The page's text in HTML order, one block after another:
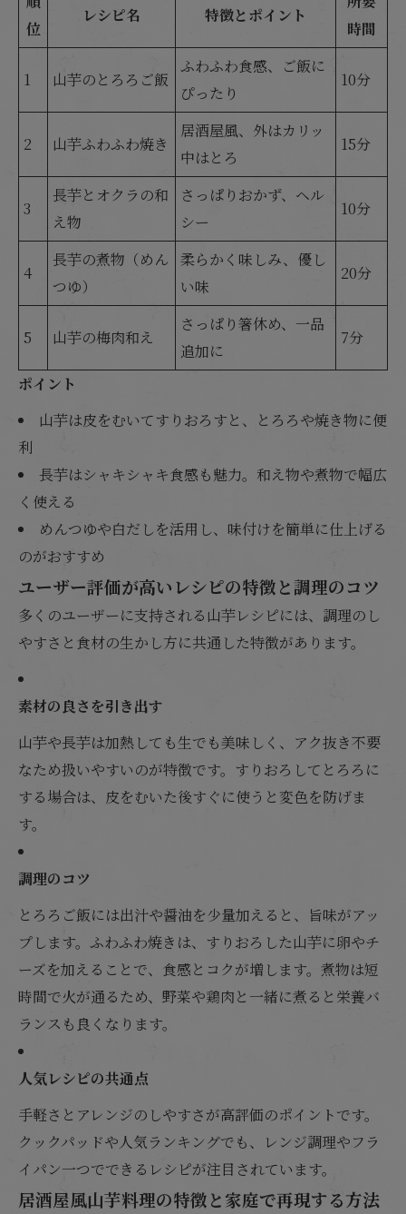
位
レシピ名 特徴とポイント
時間
1 山芋のとろろご飯
ふわふわ食感、ご飯に
ぴったり
10分
2 山芋ふわふわ焼き
居酒屋風、外はカリッ
中はとろ
15分
3
長芋とオクラの和
え物
さっぱりおかず、ヘル
シー
10分
4
長芋の煮物（めん
つゆ）
柔らかく味しみ、優し
い味
20分
5 山芋の梅肉和え
さっぱり箸休め、一品
追加に
7分
ポイント
山芋は皮をむいてすりおろすと、とろろや焼き物に便
利
長芋はシャキシャキ食感も魅力。和え物や煮物で幅広
く使える
めんつゆや白だしを活用し、味付けを簡単に仕上げる
のがおすすめ
ユーザー評価が高いレシピの特徴と調理のコツ
多くのユーザーに支持される山芋レシピには、調理のし
やすさと食材の生かし方に共通した特徴があります。
素材の良さを引き出す
山芋や長芋は加熱しても生でも美味しく、アク抜き不要
なため扱いやすいのが特徴です。すりおろしてとろろに
する場合は、皮をむいた後すぐに使うと変色を防げま
す。
調理のコツ
とろろご飯には出汁や醤油を少量加えると、旨味がアッ
プします。ふわふわ焼きは、すりおろした山芋に卵やチ
ーズを加えることで、食感とコクが増します。煮物は短
時間で火が通るため、野菜や鶏肉と一緒に煮ると栄養バ
ランスも良くなります。
人気レシピの共通点
手軽さとアレンジのしやすさが高評価のポイントです。
クックパッドや人気ランキングでも、レンジ調理やフラ
イパン一つでできるレシピが注目されています。
居酒屋風山芋料理の特徴と家庭で再現する方法